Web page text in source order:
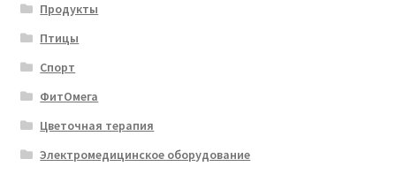
Продукты
Птицы
Спорт
ФитОмега
Цветочная терапия
Электромедицинское оборудование